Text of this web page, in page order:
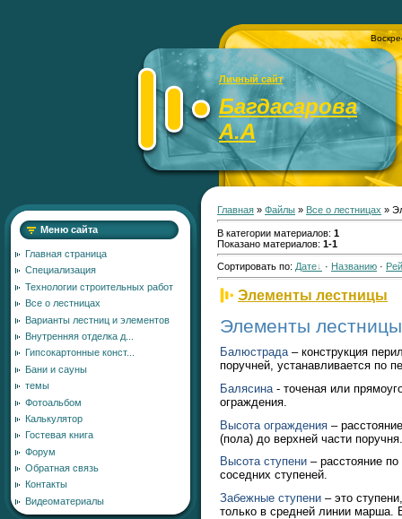
Личный сайт
Багдасарова
А.А
Меню сайта
Главная страница
Специализация
Технологии строительных работ
Все о лестницах
Варианты лестниц и элементов
Внутренняя отделка д...
Гипсокартонные конст...
Бани и сауны
темы
Фотоальбом
Калькулятор
Гостевая книга
Форум
Обратная связь
Контакты
Видеоматериалы
Главная » Файлы » Все о лестницах »
В категории материалов: 1
Показано материалов: 1-1
Сортировать по: Дате · Названию ·
Элементы лестницы
Элементы лестницы
Балюстрада – конструкция
поручней, устанавливается по
Балясина - точеная или
ограждения.
Высота ограждения –
(пола) до верхней части поручня.
Высота ступени – расстояние
соседних ступеней.
Забежные ступени – это
только в средней линии марша.